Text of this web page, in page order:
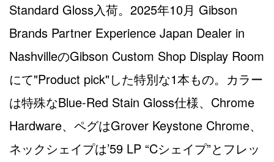
Standard Gloss入荷。2025年10月 Gibson
Brands Partner Experience Japan Dealer in
NashvilleのGibson Custom Shop Display Room
にて"Product pick"した特別な1本もの。カラー
は特殊なBlue-Red Stain Gloss仕様、Chrome
Hardware、ペグはGrover Keystone Chrome、
ネックシェイプは’59 LP “Cシェイプ”とフレッ